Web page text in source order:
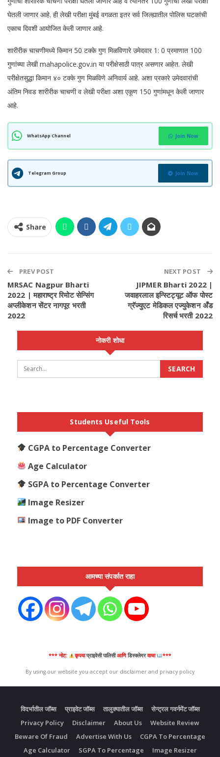
घेतली जाणार आहे. ही लेखी परीक्षा मुंबई वगळता इतर सर्व जिल्ह्यातील पोलिस घटकांची
एकाच दिवशी आयोजित केली जाणार आहे.
शारीरीक चाचणीमध्ये किमान 50 टक्के गुण मिळविणारे उमेदवार 1: 0 प्रमाणात 100
गुणांच्या लेखी mahapolice.gov.in या परीक्षेसाठी पात्र असणार आहेत. लेखी
परीक्षेतसुद्धा किमान ४० टक्के गुण मिळविणे अनिवार्य आहे. अशा प्रकारे उमेदवारांची
अंतिम निवड शारीरीक चाचणी व लेखी परीक्षा अशा एकूण 150 गुणांमधून केली जाणार
आहे.
WhatsApp Channel Join Now
Telegram Group Join Now
Share
PREV POST
MRSAC Nagpur Bharti
2022 | महाराष्ट्र रिमोट सेन्सिंग
अप्लीकेशन सेंटर नागपूर भरती
2022
NEXT POST
JIPMER Bharti 2022 |
जवाहरलाल इन्स्टिट्यूट ऑफ पोस्ट
ग्रॅज्युएट मेडिकल एज्युकेशन अँड
रिसर्च भरती 2022
नोकरी शोधा
Students Useful Tools
CGPA to Percentage Converter
Age Calculator
SGPA to Percentage Converter
Image Resizer
Image to PDF Converter
आमच्या संपर्कात राहा
*** नोट: कृपयाप्राइवेसी पालिसीआणिडिस्क्लेमर वाचा ***
By using our website you accept our disclaimer and privacy policy
विदर्भातील जॉब्स प्राइवेट जॉब्स तालुक्यातील जॉब्स
सेन्ट्रल गवर्नमेंट जॉब्स
Privacy Policy
Disclaimer About Us
Website Review
Beware Of Fraud
Advertise With Us
CGPA To Percentage
Age Calculator
SGPA To Percentage Image Resizer